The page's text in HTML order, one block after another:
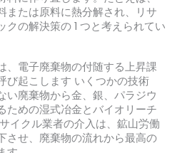
または原料に熱分解され、リサ
クの解決策の 1 つと考えられてい
、電子廃棄物の付随する上昇課
び起こします いくつかの技術
い廃棄物から金、銀、パラジウ
ための湿式冶金とバイオリーチ
イクル業者の介入は、鉱山労働
させ、廃棄物の流れから最高の